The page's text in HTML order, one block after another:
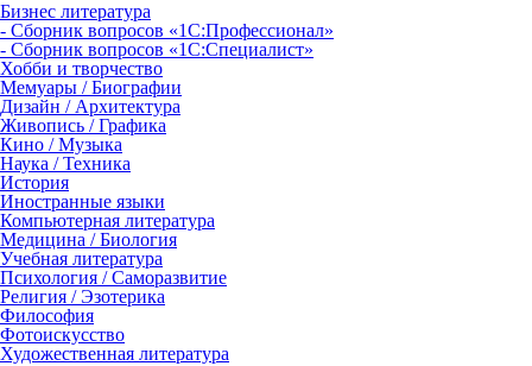
Бизнес литература
- Сборник вопросов «1С:Профессионал»
- Сборник вопросов «1С:Специалист»
Хобби и творчество
Мемуары / Биографии
Дизайн / Архитектура
Живопись / Графика
Кино / Музыка
Наука / Техника
История
Иностранные языки
Компьютерная литература
Медицина / Биология
Учебная литература
Психология / Саморазвитие
Религия / Эзотерика
Философия
Фотоискусство
Художественная литература